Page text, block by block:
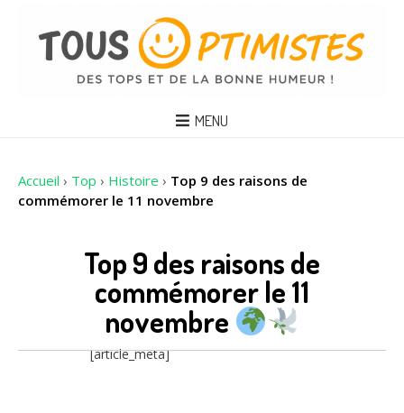
MENU
Accueil › Top › Histoire › Top 9 des raisons de
commémorer le 11 novembre
Top 9 des raisons de
commémorer le 11
novembre
[article_meta]